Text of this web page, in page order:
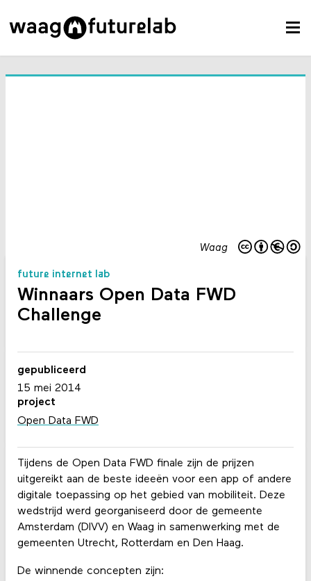
Waag
future internet lab
Winnaars Open Data FWD
Challenge
Tijdens de Open Data FWD finale zijn de prijzen
uitgereikt aan de beste ideeën voor een app of andere
digitale toepassing op het gebied van mobiliteit. Deze
wedstrijd werd georganiseerd door de gemeente
Amsterdam (DIVV) en Waag in samenwerking met de
gemeenten Utrecht, Rotterdam en Den Haag.
De winnende concepten zijn:
gepubliceerd
15 mei 2014
project
Open Data FWD